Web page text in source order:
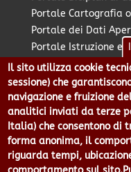
Portale Cartografia
Portale dei Dati
Portale Istruzione e
Portale Marketing
Portale Piano
Portale PUMS di
Portale Stazione
Pratico:
Il sito utilizza cookie
sessione) che
navigazione e fruizione
analitici inviati da terze
Italia) che consentono di
forma anonima, il
riguarda tempi,